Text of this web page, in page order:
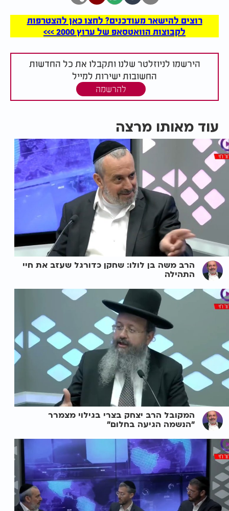
רוצים להישאר מעודכנים? לחצו כאן להצטרפות
לקבוצות הוואטסאפ של ערוץ 2000 >>>
הירשמו לניוזלטר שלנו ותקבלו את כל החדשות
החשובות ישירות למייל
להרשמה
עוד מאותו מרצה
הרב משה בן לולו: שחקן כדורגל שעזב את חיי
התהילה
המקובל הרב יצחק בצרי בגילוי מצמרר
"הנשמה הגיעה בחלום"